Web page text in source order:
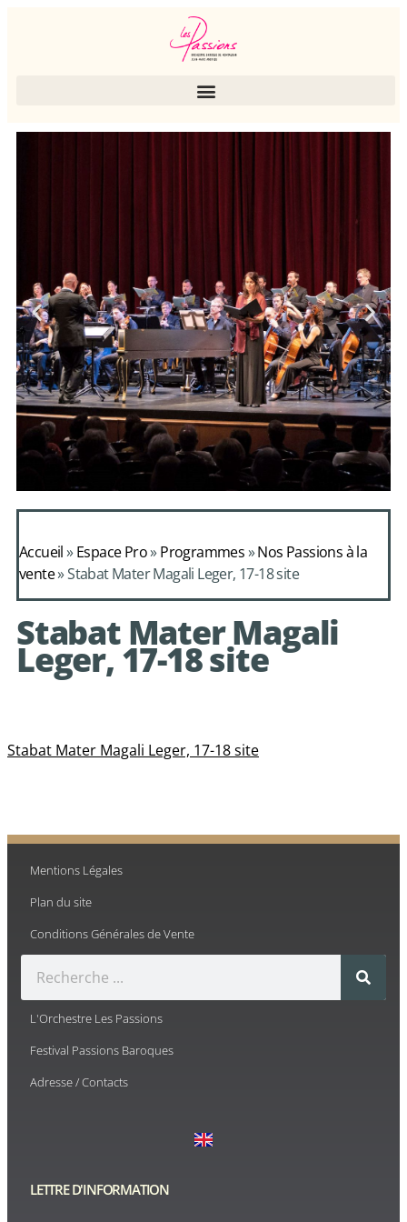
Alcimadure de
Mondonville
avec le choeur de
chambre Les Eléments
Accueil»Espace Pro»Programmes»Nos Passions à la
vente»Stabat Mater Magali Leger, 17-18 site
Stabat Mater Magali
Leger, 17-18 site
Stabat Mater Magali Leger, 17-18 site
Mentions Légales
Plan du site
Conditions Générales de Vente
L'Orchestre Les Passions
Festival Passions Baroques
Adresse / Contacts
LETTRE D'INFORMATION